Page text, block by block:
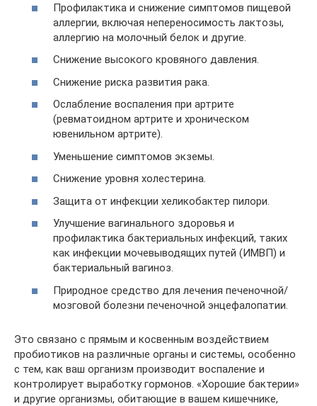
Профилактика и снижение симптомов пищевой
аллергии, включая непереносимость лактозы,
аллергию на молочный белок и другие.
Снижение высокого кровяного давления.
Снижение риска развития рака.
Ослабление воспаления при артрите
(ревматоидном артрите и хроническом
ювенильном артрите).
Уменьшение симптомов экземы.
Снижение уровня холестерина.
Защита от инфекции хеликобактер пилори.
Улучшение вагинального здоровья и
профилактика бактериальных инфекций, таких
как инфекции мочевыводящих путей (ИМВП) и
бактериальный вагиноз.
Природное средство для лечения печеночной/
мозговой болезни печеночной энцефалопатии.
Это связано с прямым и косвенным воздействием
пробиотиков на различные органы и системы, особенно
с тем, как ваш организм производит воспаление и
контролирует выработку гормонов. «Хорошие бактерии»
и другие организмы, обитающие в вашем кишечнике,